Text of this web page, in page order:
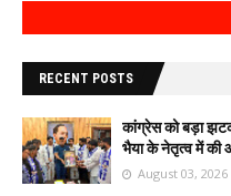
RECENT POSTS
कांग्रेस को बड़ा
भैया के नेतृत्व में की
August 03, 2026